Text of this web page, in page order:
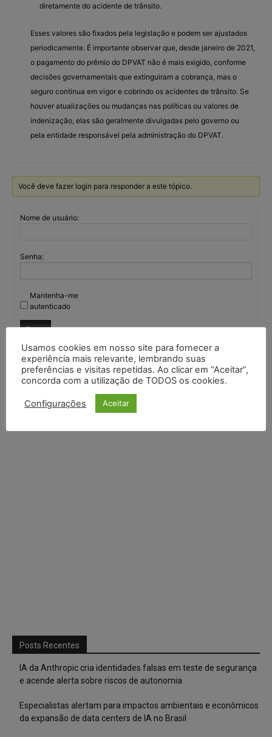
diretamente do acidente de trânsito.
Esses valores são fixados pela legislação e podem ser ajustados
periodicamente. É importante observar que, desde janeiro de 2021,
o pagamento do prêmio do DPVAT não é mais exigido, conforme
decisões governamentais que extinguiram a cobrança, mas o
seguro continua em vigor e cobrindo os acidentes de trânsito. Se
houver atualizações ou mudanças nas políticas ou valores de
indenização, elas são geralmente divulgadas pelo governo ou
pela entidade responsável pela administração do DPVAT.
Você deve fazer login para responder a este tópico.
Nome de usuário:
Senha:
Mantenha-me
autenticado
Entrar
Continuar comGoogle
Continuar comX
Posts Recentes
IA da Anthropic cria identidades falsas em teste de segurança
e acende alerta sobre riscos de autonomia
Especialistas alertam para impactos ambientais e econômicos
da expansão de data centers de IA no Brasil
Usamos cookies em nosso site para fornecer a
experiência mais relevante, lembrando suas
preferências e visitas repetidas. Ao clicar em “Aceitar”,
concorda com a utilização de TODOS os cookies.
Configurações Aceitar